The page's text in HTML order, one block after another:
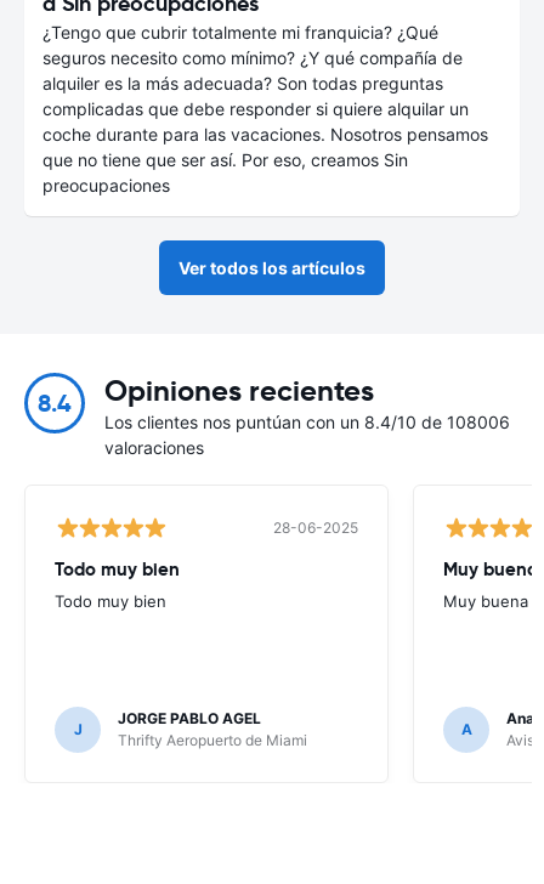
¿Tengo que cubrir totalmente mi franquicia? ¿Qué
seguros necesito como mínimo? ¿Y qué compañía de
alquiler es la más adecuada? Son todas preguntas
complicadas que debe responder si quiere alquilar un
coche durante para las vacaciones. Nosotros pensamos
que no tiene que ser así. Por eso, creamos Sin
preocupaciones
Ver todos los artículos
8.4 Opiniones recientes
Los clientes nos puntúan con un 8.4/10 de 108006
valoraciones
28-06-2025
Todo muy bien
Todo muy bien
J
JORGE PABLO AGEL
Thrifty Aeropuerto de Miami
Muy buena
Muy buena
A
Ana
Avis